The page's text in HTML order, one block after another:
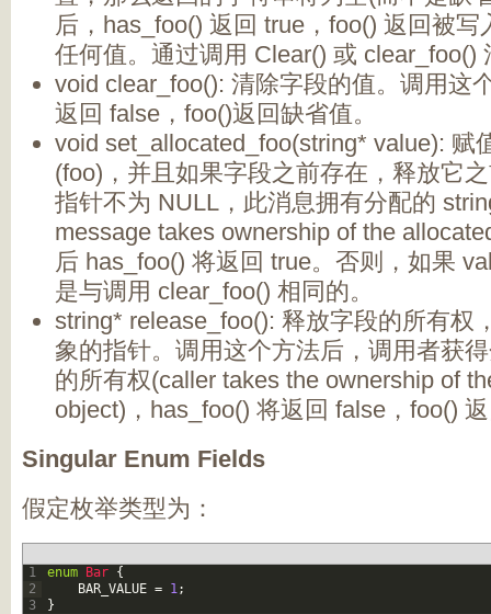
后，has_foo() 返回 true，foo() 返回被
任何值。通过调用 Clear() 或 clear_foo()
void clear_foo(): 清除字段的值。调用这
返回 false，foo()返回缺省值。
void set_allocated_foo(string* value): 赋
(foo)，并且如果字段之前存在，释放它
指针不为 NULL，此消息拥有分配的
message takes ownership of the
后 has_foo() 将返回 true。否则，如果
是与调用 clear_foo() 相同的。
string* release_foo(): 释放字段的所有权
象的指针。调用这个方法后，调用者获
的所有权(caller takes the ownership of
object)，has_foo() 将返回 false，foo()
Singular Enum Fields
假定枚举类型为：
1
2
3
enum Bar {
BAR_VALUE = 1;
}